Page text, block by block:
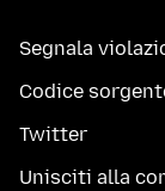
Segnala
Codice
Twitter
Unisciti alla